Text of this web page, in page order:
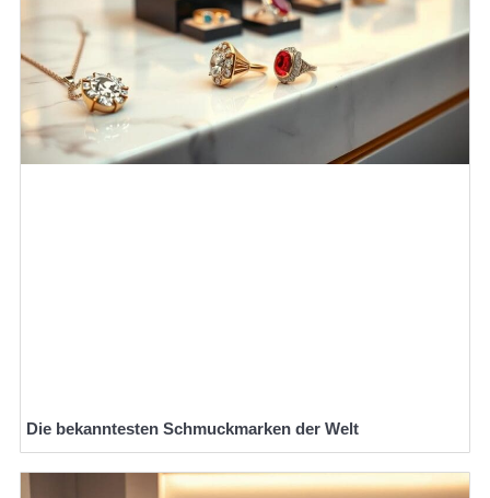
Die bekanntesten Schmuckmarken der Welt